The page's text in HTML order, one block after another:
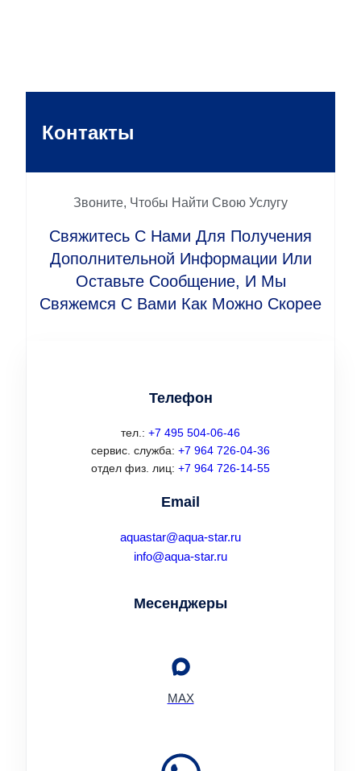
Контакты
Звоните, Чтобы Найти Свою Услугу
Свяжитесь С Нами Для Получения
Дополнительной Информации Или
Оставьте Сообщение, И Мы
Свяжемся С Вами Как Можно Скорее
Телефон
тел.: +7 495 504-06-46
сервис. служба: +7 964 726-04-36
отдел физ. лиц: +7 964 726-14-55
Email
aquastar@aqua-star.ru
info@aqua-star.ru
Месенджеры
MAX